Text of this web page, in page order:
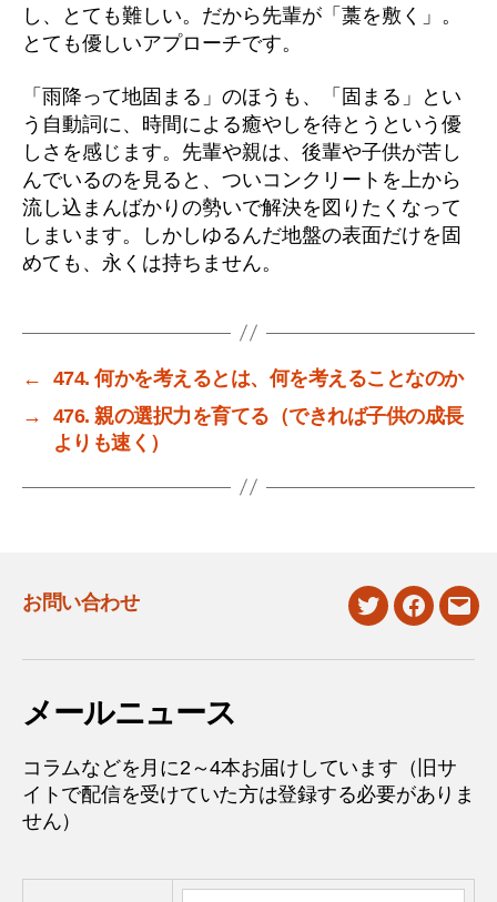
し、とても難しい。だから先輩が「藁を敷く」。
とても優しいアプローチです。
「雨降って地固まる」のほうも、「固まる」とい
う自動詞に、時間による癒やしを待とうという優
しさを感じます。先輩や親は、後輩や子供が苦し
んでいるのを見ると、ついコンクリートを上から
流し込まんばかりの勢いで解決を図りたくなって
しまいます。しかしゆるんだ地盤の表面だけを固
めても、永くは持ちません。
←
474. 何かを考えるとは、何を考えることなのか
→
476. 親の選択力を育てる（できれば子供の成長
よりも速く）
お問い合わせ
twitterfacebook
メールニュース
コラムなどを月に2～4本お届けしています（旧サ
イトで配信を受けていた方は登録する必要がありま
せん）